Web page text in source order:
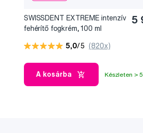
SWISSDENT EXTREME intenzív
fehérítő fogkrém, 100 ml
5
5,0/5 (820x)
A kosárba Készleten >